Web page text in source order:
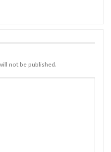
not be published.